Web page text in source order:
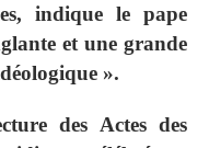
indique le pape
et une grande
».
des Actes des